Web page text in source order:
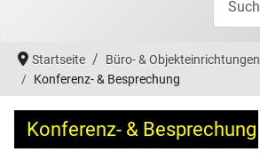
Startseite Büro- & Objekteinrichtungen
Konferenz- & Besprechung
Konferenz- & Besprechung